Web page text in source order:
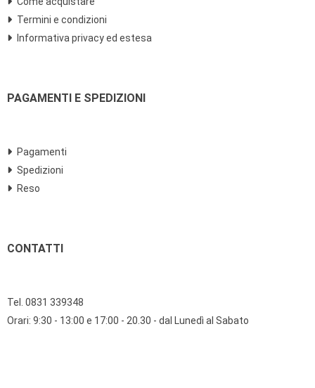
Termini e condizioni
Informativa privacy ed estesa
PAGAMENTI E SPEDIZIONI
Pagamenti
Spedizioni
Reso
CONTATTI
Tel. 0831 339348
Orari: 9:30 - 13:00 e 17:00 - 20.30 - dal Lunedì al Sabato